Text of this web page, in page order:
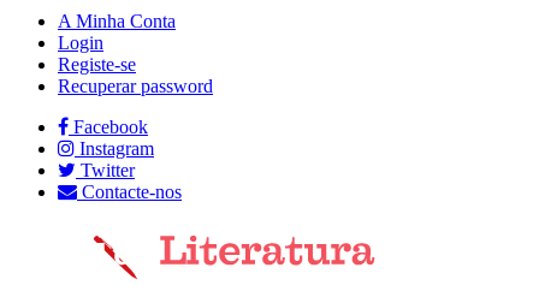
A Minha Conta
Login
Registe-se
Recuperar password
Facebook
Instagram
Twitter
Contacte-nos